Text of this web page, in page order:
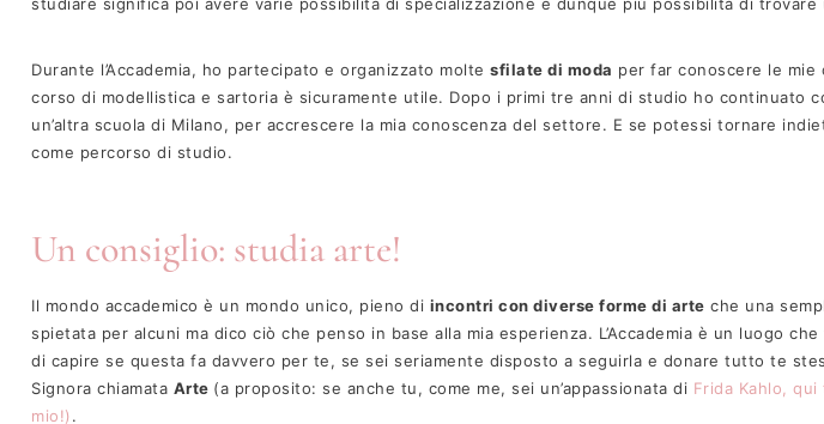
Durante l’Accademia, ho partecipato e organizzato molte sfilate di moda per far conoscere le
corso di modellistica e sartoria è sicuramente utile. Dopo i primi tre anni di studio ho continuato
un’altra scuola di Milano, per accrescere la mia conoscenza del settore. E se potessi tornare
come percorso di studio.
Un consiglio: studia arte!
Il mondo accademico è un mondo unico, pieno di incontri con diverse forme di arte che una
spietata per alcuni ma dico ciò che penso in base alla mia esperienza. L’Accademia è un luogo
di capire se questa fa davvero per te, se sei seriamente disposto a seguirla e donare tutto te
Signora chiamata Arte (a proposito: se anche tu, come me, sei un’appassionata di Frida Kahlo,
mio!).